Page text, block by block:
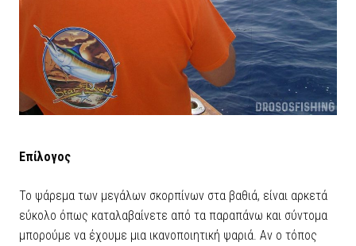
Επίλογος
Το ψάρεμα των μεγάλων σκορπίνων στα βαθιά, είναι αρκετά
εύκολο όπως καταλαβαίνετε από τα παραπάνω και σύντομα
μπορούμε να έχουμε μια ικανοποιητική ψαριά. Αν ο τόπος